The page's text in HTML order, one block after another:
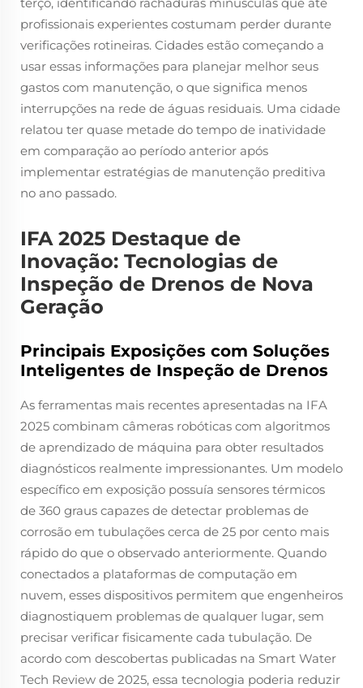
profissionais experientes costumam perder durante
verificações rotineiras. Cidades estão começando a
usar essas informações para planejar melhor seus
gastos com manutenção, o que significa menos
interrupções na rede de águas residuais. Uma cidade
relatou ter quase metade do tempo de inatividade
em comparação ao período anterior após
implementar estratégias de manutenção preditiva
no ano passado.
IFA 2025 Destaque de
Inovação: Tecnologias de
Inspeção de Drenos de Nova
Geração
Principais Exposições com Soluções
Inteligentes de Inspeção de Drenos
As ferramentas mais recentes apresentadas na IFA
2025 combinam câmeras robóticas com algoritmos
de aprendizado de máquina para obter resultados
diagnósticos realmente impressionantes. Um modelo
específico em exposição possuía sensores térmicos
de 360 graus capazes de detectar problemas de
corrosão em tubulações cerca de 25 por cento mais
rápido do que o observado anteriormente. Quando
conectados a plataformas de computação em
nuvem, esses dispositivos permitem que engenheiros
diagnostiquem problemas de qualquer lugar, sem
precisar verificar fisicamente cada tubulação. De
acordo com descobertas publicadas na Smart Water
Tech Review de 2025, essa tecnologia poderia reduzir